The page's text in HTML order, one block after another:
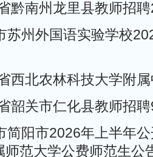
黔南州龙里县教师招
苏州外国语实验学校
西北农林科技大学附
韶关市仁化县教师招
简阳市2026年上半年
师范大学公费师范生公